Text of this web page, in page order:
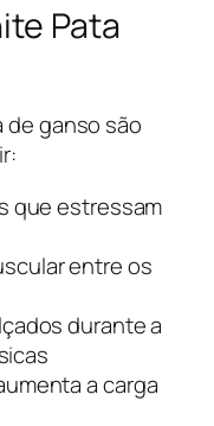
Pata
ganso são
que estressam
entre os
durante a
a carga